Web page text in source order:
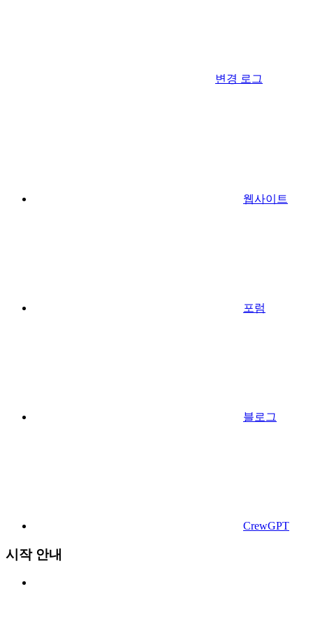
변경 로그
웹사이트
포럼
블로그
CrewGPT
시작 안내